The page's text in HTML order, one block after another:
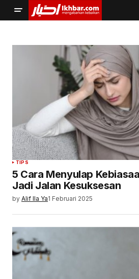
TIPS
5 Cara Menyulap
Jadi Jalan Kesuksesan
by Alif Ila Ya1 Februari 2025